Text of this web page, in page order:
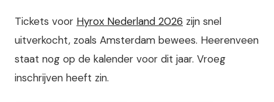
Tickets voor Hyrox Nederland 2026 zijn snel
uitverkocht, zoals Amsterdam bewees. Heerenveen
staat nog op de kalender voor dit jaar. Vroeg
inschrijven heeft zin.